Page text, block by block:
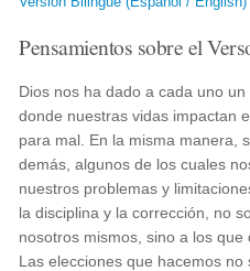
Pensamientos sobre el
Dios nos ha dado a cada uno
donde nuestras vidas impactan
para mal. En la misma manera,
demás, algunos de los cuales
nuestros problemas y
la disciplina y la corrección, no
nosotros mismos, sino a los que
Las elecciones que hacemos